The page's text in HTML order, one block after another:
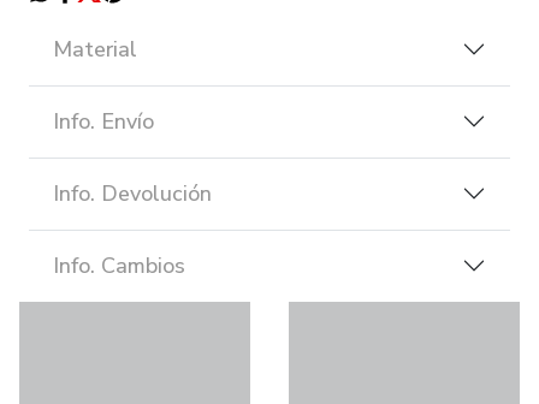
Material
Info. Envío
Info. Devolución
Info. Cambios